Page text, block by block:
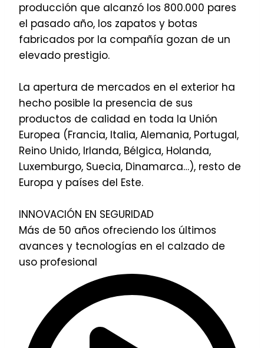
producción que alcanzó los 800.000 pares
el pasado año, los zapatos y botas
fabricados por la compañía gozan de un
elevado prestigio.
La apertura de mercados en el exterior ha
hecho posible la presencia de sus
productos de calidad en toda la Unión
Europea (Francia, Italia, Alemania, Portugal,
Reino Unido, Irlanda, Bélgica, Holanda,
Luxemburgo, Suecia, Dinamarca…), resto de
Europa y países del Este.
INNOVACIÓN EN SEGURIDAD
Más de 50 años ofreciendo los últimos
avances y tecnologías en el calzado de
uso profesional